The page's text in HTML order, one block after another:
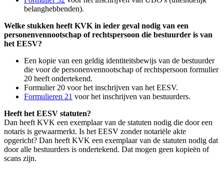
belanghebbenden).
Welke stukken heeft KVK in ieder geval nodig van een
personenvennootschap of rechtspersoon die bestuurder is van
het EESV?
Een kopie van een geldig identiteitsbewijs van de bestuurder
die voor de personenvennootschap of rechtspersoon formulier
20 heeft ondertekend.
Formulier 20 voor het inschrijven van het EESV.
Formulieren 21 voor het inschrijven van bestuurders.
Heeft het EESV statuten?
Dan heeft KVK een exemplaar van de statuten nodig die door een
notaris is gewaarmerkt. Is het EESV zonder notariële akte
opgericht? Dan heeft KVK een exemplaar van de statuten nodig dat
door alle bestuurders is ondertekend. Dat mogen geen kopieën of
scans zijn.